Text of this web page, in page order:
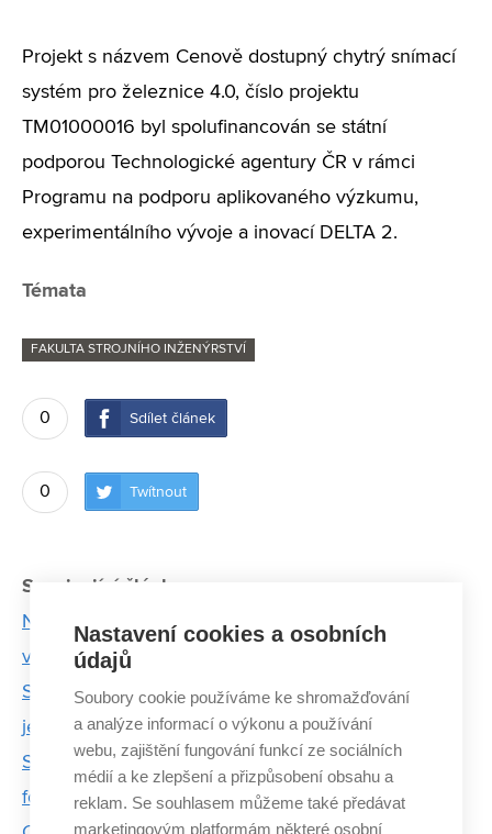
Projekt s názvem Cenově dostupný chytrý snímací
systém pro železnice 4.0, číslo projektu
TM01000016 byl spolufinancován se státní
podporou Technologické agentury ČR v rámci
Programu na podporu aplikovaného výzkumu,
experimentálního vývoje a inovací DELTA 2.
Témata
FAKULTA STROJNÍHO INŽENÝRSTVÍ
0 Sdílet článek
0 Twítnout
Související články:
Na VUT vznikl fotoklub Technika. Chystá první
výstavu
Studentská formule Dragon 5 má revoluční motor:
jednoválcový přeplňovaný turbodmychadlem
Student VUT dělal porotce na mistrovství světa
formulí v Singapuru
Nastavení cookies a osobních
údajů
Soubory cookie používáme ke shromažďování
a analýze informací o výkonu a používání
webu, zajištění fungování funkcí ze sociálních
médií a ke zlepšení a přizpůsobení obsahu a
reklam. Se souhlasem můžeme také předávat
marketingovým platformám některé osobní